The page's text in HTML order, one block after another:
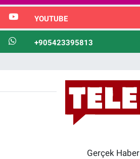
YOUTUBE
+905423395813
Gerçek Haber